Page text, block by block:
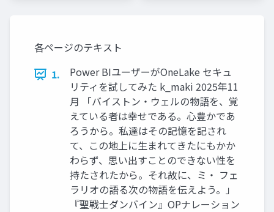
各ページのテキスト
1.
Power BIユーザーがOneLake セキュ
リティを試してみた k_maki 2025年11
月 「バイストン・ウェルの物語を、覚
えている者は幸せである。心豊かであ
ろうから。私達はその記憶を記され
て、この地上に生まれてきたにもかか
わらず、思い出すことのできない性を
持たされたから。それ故に、ミ・ フェ
ラリオの語る次の物語を伝えよう。」
『聖戦士ダンバイン』OPナレーション